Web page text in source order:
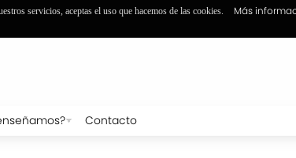
Contacto
servicios, aceptas el uso que hacemos de las cookies. Más